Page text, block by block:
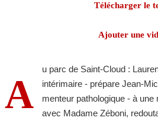
Télécharger le
Ajouter une
A
u parc de Saint-Cloud :
intérimaire - prépare Jean-
menteur pathologique - à
avec Madame Zéboni,